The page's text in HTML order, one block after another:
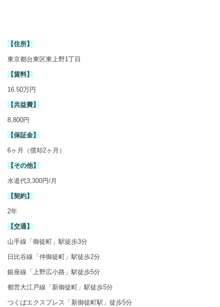
【住所】
東京都台東区東上野1丁目
【賃料】
16.50万円
【共益費】
8,800円
【保証金】
6ヶ月（償却2ヶ月）
【その他】
水道代3,300円/月
【契約】
2年
【交通】
山手線「御徒町」駅徒歩3分
日比谷線「仲御徒町」駅徒歩2分
銀座線「上野広小路」駅徒歩5分
都営大江戸線「新御徒町」駅徒歩5分
つくばエクスプレス「新御徒町駅」徒歩5分